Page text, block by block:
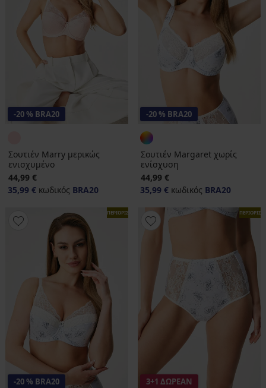
-20 % BRA20
Σουτιέν Marry μερικώς
ενισχυμένο
44,99 €
35,99 € κωδικός BRA20
-20 % BRA20
Σουτιέν Margaret χωρίς
ενίσχυση
44,99 €
35,99 € κωδικός BRA20
ΠΕΡΙΟΡΙΣΜΕΝΑ
-20 % BRA20 3+1 ΔΩΡΕΑΝ